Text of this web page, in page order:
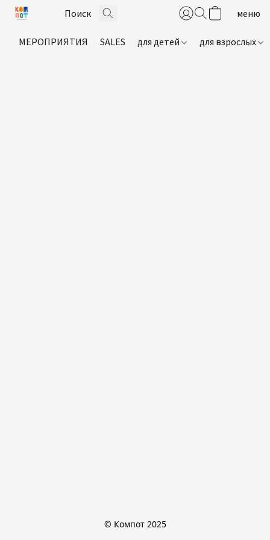
МЕРОПРИЯТИЯ SALES для детей для взрослых
© Компот 2025